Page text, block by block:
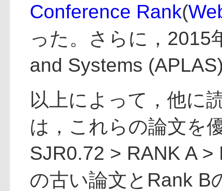
Conference Rank(
った。さらに，2015
and Systems
以上によって，他に
は，これらの論文を
SJR0.72 > RANK A
の古い論文とRank B